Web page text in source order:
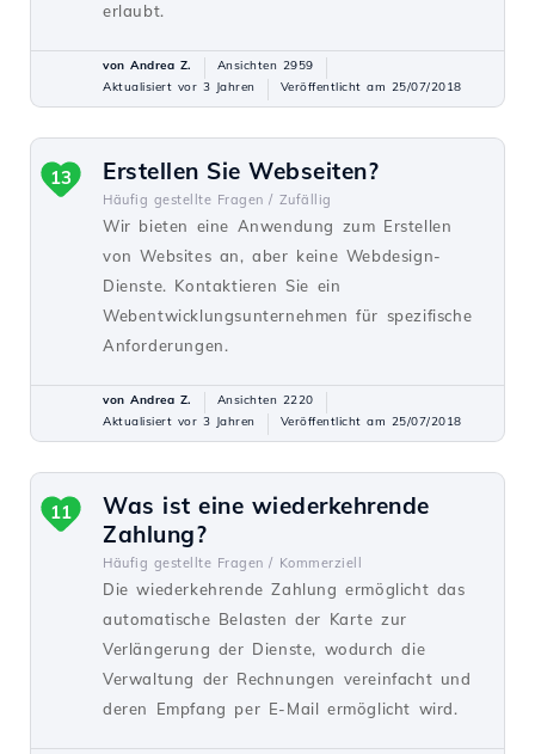
erlaubt.
von Andrea Z.
Ansichten 2959
Aktualisiert vor 3 Jahren
Veröffentlicht am 25/07/2018
Erstellen Sie Webseiten?
Häufig gestellte Fragen / Zufällig
Wir bieten eine Anwendung zum Erstellen
von Websites an, aber keine Webdesign-
Dienste. Kontaktieren Sie ein
Webentwicklungsunternehmen für spezifische
Anforderungen.
13
von Andrea Z.
Ansichten 2220
Aktualisiert vor 3 Jahren
Veröffentlicht am 25/07/2018
Was ist eine wiederkehrende
Zahlung?
Häufig gestellte Fragen / Kommerziell
Die wiederkehrende Zahlung ermöglicht das
automatische Belasten der Karte zur
Verlängerung der Dienste, wodurch die
Verwaltung der Rechnungen vereinfacht und
deren Empfang per E-Mail ermöglicht wird.
11